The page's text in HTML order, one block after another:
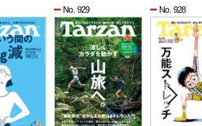
No. 929 No. 928